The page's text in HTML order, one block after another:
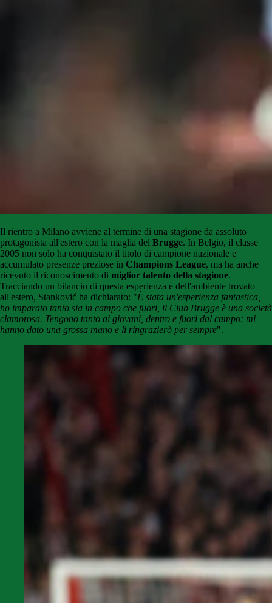
Il rientro a Milano avviene al termine di una stagione da assoluto
protagonista all'estero con la maglia del Brugge. In Belgio, il classe
2005 non solo ha conquistato il titolo di campione nazionale e
accumulato presenze preziose in Champions League, ma ha anche
ricevuto il riconoscimento di miglior talento della stagione.
Tracciando un bilancio di questa esperienza e dell'ambiente trovato
all'estero, Stanković ha dichiarato: "È stata un'esperienza fantastica,
ho imparato tanto sia in campo che fuori, il Club Brugge è una società
clamorosa. Tengono tanto ai giovani, dentro e fuori dal campo: mi
hanno dato una grossa mano e li ringrazierò per sempre".